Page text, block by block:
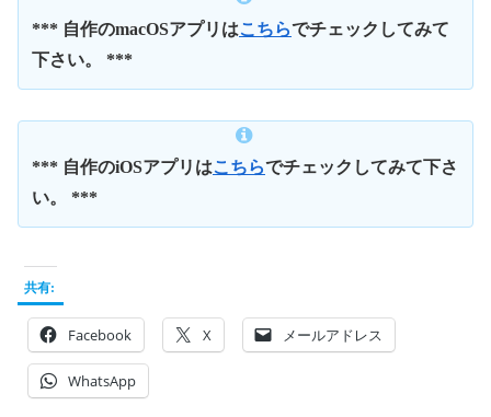
*** 自作のmacOSアプリはこちらでチェックしてみて
下さい。 ***
*** 自作のiOSアプリはこちらでチェックしてみて下さ
い。 ***
共有:
Facebook X メールアドレス
WhatsApp